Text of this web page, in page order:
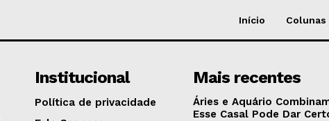
Início Colunas
Institucional
Política de privacidade
Mais recentes
Áries e Aquário
Esse Casal Pode Dar